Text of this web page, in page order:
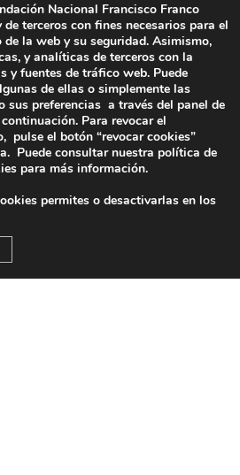
Nacional Francisco Franco
terceros con fines necesarios para el
la web y su seguridad. Asimismo,
y analíticas de terceros con la
y fuentes de tráfico web. Puede
de ellas o simplemente las
sus preferencias a través del panel de
Para revocar el
pulse el botón “revocar cookies”
Puede consultar nuestra política de
para más información.
permites o desactivarlas en los